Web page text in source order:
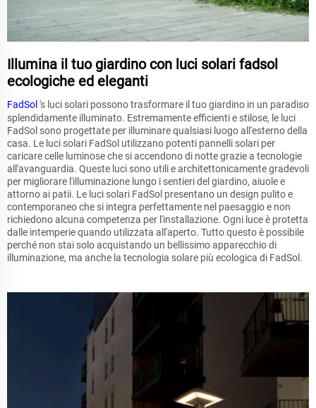
Illumina il tuo giardino con luci solari fadsol
ecologiche ed eleganti
FadSol 's luci solari possono trasformare il tuo giardino in un paradiso
splendidamente illuminato. Estremamente efficienti e stilose, le luci
FadSol sono progettate per illuminare qualsiasi luogo all'esterno della
casa. Le luci solari FadSol utilizzano potenti pannelli solari per
caricare celle luminose che si accendono di notte grazie a tecnologie
all'avanguardia. Queste luci sono utili e architettonicamente gradevoli
per migliorare l'illuminazione lungo i sentieri del giardino, aiuole e
attorno ai patii. Le luci solari FadSol presentano un design pulito e
contemporaneo che si integra perfettamente nel paesaggio e non
richiedono alcuna competenza per l'installazione. Ogni luce è protetta
dalle intemperie quando utilizzata all'aperto. Tutto questo è possibile
perché non stai solo acquistando un bellissimo apparecchio di
illuminazione, ma anche la tecnologia solare più ecologica di FadSol.